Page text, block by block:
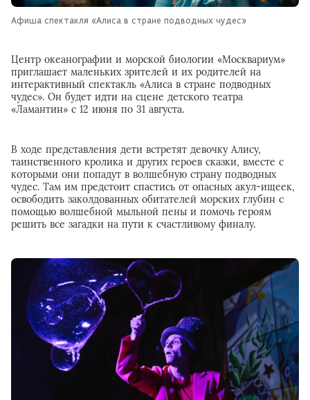
Афиша спектакля «Алиса в стране подводных чудес»
Центр океанографии и морской биологии «Москвариум»
приглашает маленьких зрителей и их родителей на
интерактивный спектакль «Алиса в стране подводных
чудес». Он будет идти на сцене детского театра
«Ламантин» с 12 июня по 31 августа.
В ходе представления дети встретят девочку Алису,
таинственного кролика и других героев сказки, вместе с
которыми они попадут в волшебную страну подводных
чудес. Там им предстоит спастись от опасных акул-ищеек,
освободить заколдованных обитателей морских глубин с
помощью волшебной мыльной пены и помочь героям
решить все загадки на пути к счастливому финалу.